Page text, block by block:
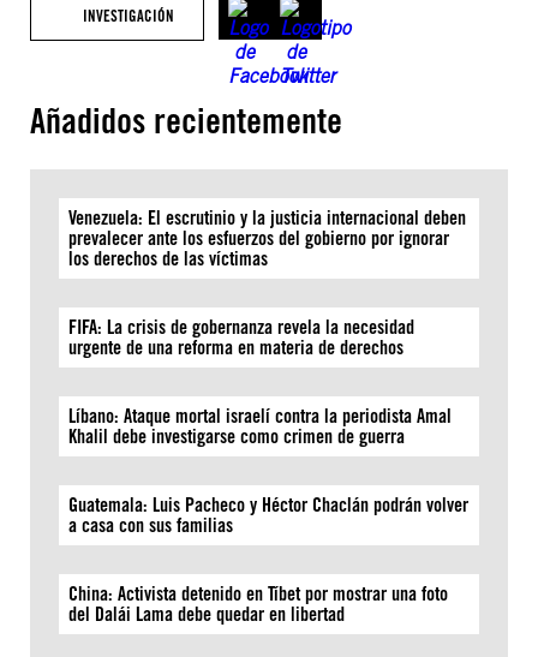
INVESTIGACIÓN
Añadidos recientemente
Venezuela: El escrutinio y la justicia internacional deben
prevalecer ante los esfuerzos del gobierno por ignorar
los derechos de las víctimas
FIFA: La crisis de gobernanza revela la necesidad
urgente de una reforma en materia de derechos
Líbano: Ataque mortal israelí contra la periodista Amal
Khalil debe investigarse como crimen de guerra
Guatemala: Luis Pacheco y Héctor Chaclán podrán volver
a casa con sus familias
China: Activista detenido en Tíbet por mostrar una foto
del Dalái Lama debe quedar en libertad